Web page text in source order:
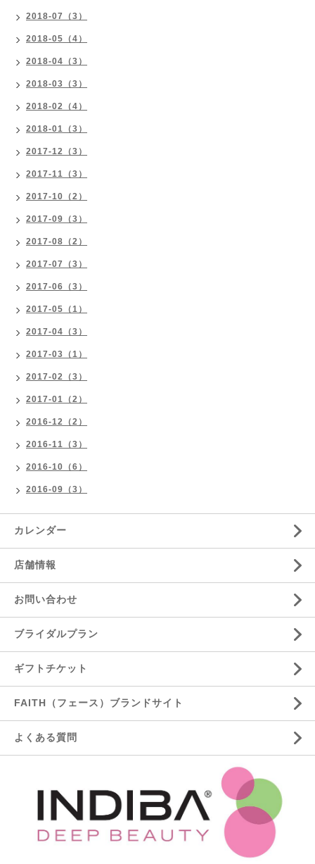
2018-07（3）
2018-05（4）
2018-04（3）
2018-03（3）
2018-02（4）
2018-01（3）
2017-12（3）
2017-11（3）
2017-10（2）
2017-09（3）
2017-08（2）
2017-07（3）
2017-06（3）
2017-05（1）
2017-04（3）
2017-03（1）
2017-02（3）
2017-01（2）
2016-12（2）
2016-11（3）
2016-10（6）
2016-09（3）
カレンダー
店舗情報
お問い合わせ
ブライダルプラン
ギフトチケット
FAITH（フェース）ブランドサイト
よくある質問